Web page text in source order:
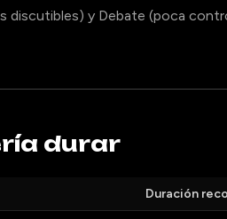
discutibles) y Debate (poca
durar
Duración